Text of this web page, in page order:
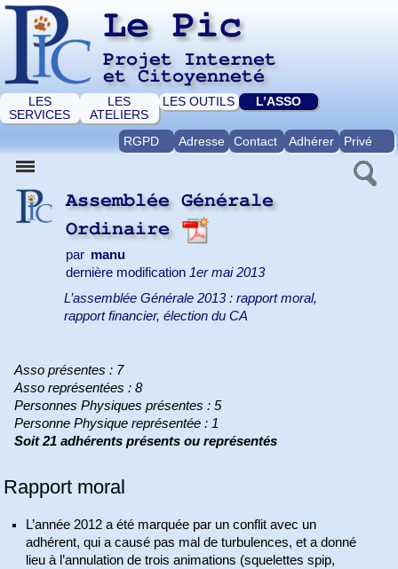
Le Pic
Projet Internet
et Citoyenneté
LES
SERVICES
LES
ATELIERS
LES OUTILS L’ASSO
RGPD Adresse Contact Adhérer Privé
Assemblée Générale
Ordinaire
par manu
dernière modification 1er mai 2013
L’assemblée Générale 2013 : rapport moral,
rapport financier, élection du CA
Asso présentes : 7
Asso représentées : 8
Personnes Physiques présentes : 5
Personne Physique représentée : 1
Soit 21 adhérents présents ou représentés
Rapport moral
L’année 2012 a été marquée par un conflit avec un
adhérent, qui a causé pas mal de turbulences, et a donné
lieu à l’annulation de trois animations (squelettes spip,